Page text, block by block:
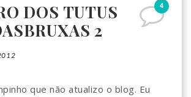
4
DOS TUTUS
2
que não atualizo o blog. Eu